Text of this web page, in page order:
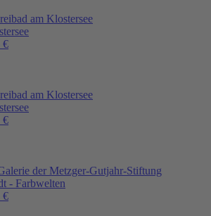
am Klostersee
€
am Klostersee
€
der Metzger-Gutjahr-Stiftung
- Farbwelten
€